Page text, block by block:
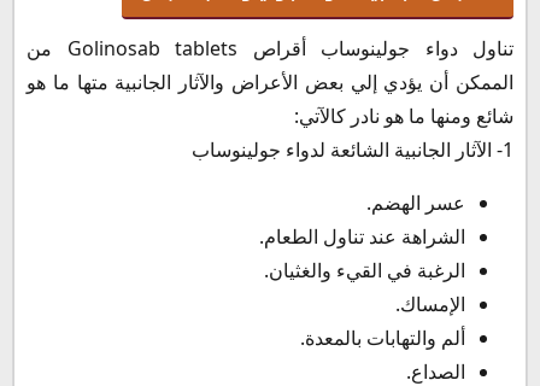
تناول دواء جولينوساب أقراص Golinosab tablets من
الممكن أن يؤدي إلي بعض الأعراض والآثار الجانبية متها ما هو
شائع ومنها ما هو نادر كالآتي:
1- الآثار الجانبية الشائعة لدواء جولينوساب
عسر الهضم.
الشراهة عند تناول الطعام.
الرغبة في القيء والغثيان.
الإمساك.
ألم والتهابات بالمعدة.
الصداع.